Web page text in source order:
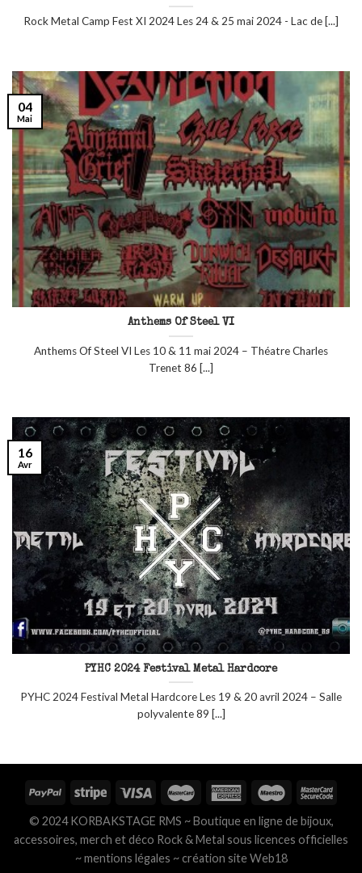
Rock Metal Camp Fest XI 2024 Les 24 & 25 mai 2024 - Lac de [...]
Anthems Of Steel VI
Anthems Of Steel VI Les 10 & 11 mai 2024 – Théatre Charles
Trenet 86 [...]
04
Mai
PYHC 2024 Festival Metal Hardcore
PYHC 2024 Festival Metal Hardcore Les 19 & 20 avril 2024 – Salle
polyvalente 89 [...]
16
Avr
© 2024 KORBAKSTAGE RMS ~ Boutique en ligne de bijoux,
accessoires, merch et déco Rock & Metal sous licences officielles
~mentions légales ~ création site Web18